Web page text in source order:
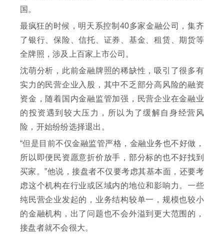
国。
最疯狂的时候，明天系控制40多家金融公司，集齐
了银行、保险、信托、证券、基金、租赁、期货等
全牌照，涉及上百家上市公司。
沈萌分析，此前金融牌照的稀缺性，吸引了很多有
实力的民营企业入股，其中不乏部分高风险的融资
资金，随着国内金融监管加强，民营企业在金融业
的投资遇到较大压力，所以为了缓解自身经营风
险，开始纷纷选择退出。
“但是目前不仅金融监管严格，金融业务也不好做，
所以即便民资愿意折价放手，部分标的也不好找到
买家。”他说，接盘者不仅要考虑其基本面，还要考
虑这个机构在行业或区域内的地位和影响力。一些
纯民营企业发起的，业务结构较单一，规模也较小
的金融机构，出了问题也不会外溢到更大范围的，
接盘者就不会很大。